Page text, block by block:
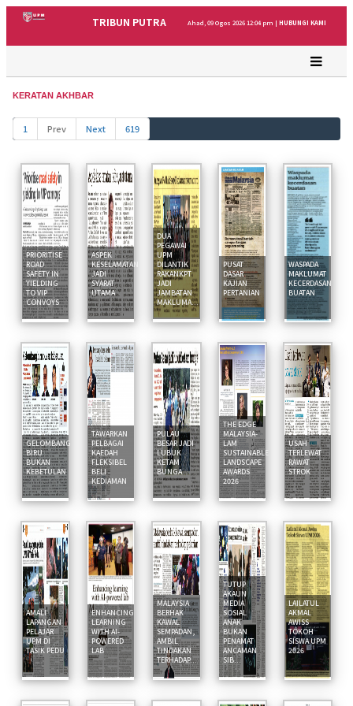
Ahad, 09 Ogos 2026 12:04 pm | HUBUNGI KAMI
TRIBUN PUTRA
KERATAN AKHBAR
1 Prev Next 619
PRIORITISE
ROAD
SAFETY IN
YIELDING
TO VIP
CONVOYS
ASPEK
KESELAMATAN
JADI
SYARAT
UTAMA
DUA
PEGAWAI
UPM
DILANTIK
RAKANKPT
JADI
JAMBATAN
MAKLUMA...
PUSAT
DASAR
KAJIAN
PERTANIAN
WASPADA
MAKLUMAT
KECERDASAN
BUATAN
GELOMBANG
BIRU
BUKAN
KEBETULAN
TAWARKAN
PELBAGAI
KAEDAH
FLEKSIBEL
BELI
KEDIAMAN
PULAU
BESAR JADI
LUBUK
KETAM
BUNGA
THE EDGE
MALAYSIA-
LAM
SUSTAINABLE
LANDSCAPE
AWARDS
2026
USAH
TERLEWAT
RAWAT
STROK
AMALI
LAPANGAN
PELAJAR
UPM DI
TASIK PEDU
ENHANCING
LEARNING
WITH AI-
POWERED
LAB
MALAYSIA
BERHAK
KAWAL
SEMPADAN,
AMBIL
TINDAKAN
TERHADAP...
TUTUP
AKAUN
MEDIA
SOSIAL
ANAK
BUKAN
PENAMAT
ANCAMAN
SIB...
LAILATUL
AKMAL
AWISS
TOKOH
SISWA UPM
2026